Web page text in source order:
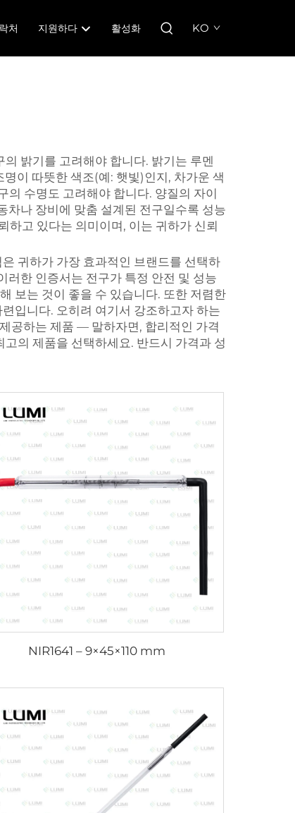
처 지원하다 활성화 KO
밝기를 고려해야 합니다. 밝기는 루멘
이 따뜻한 색조(예: 햇빛)인지, 차가운 색
수명도 고려해야 합니다. 양질의 자이
차나 장비에 맞춤 설계된 전구일수록 성능
하고 있다는 의미이며, 이는 귀하가 신뢰
귀하가 가장 효과적인 브랜드를 선택하
러한 인증서는 전구가 특정 안전 및 성능
보는 것이 좋을 수 있습니다. 또한 저렴한
입니다. 오히려 여기서 강조하고자 하는
공하는 제품 — 말하자면, 합리적인 가격
의 제품을 선택하세요. 반드시 가격과 성
NIR1641 – 9×45×110 mm